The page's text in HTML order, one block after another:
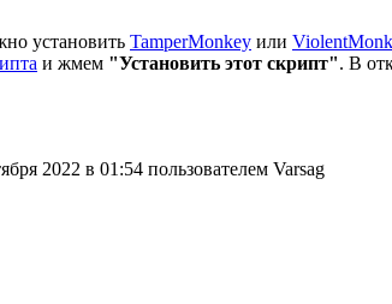
установить TamperMonkey или
и жмем "Установить этот скрипт". В
2022 в 01:54 пользователем Varsag